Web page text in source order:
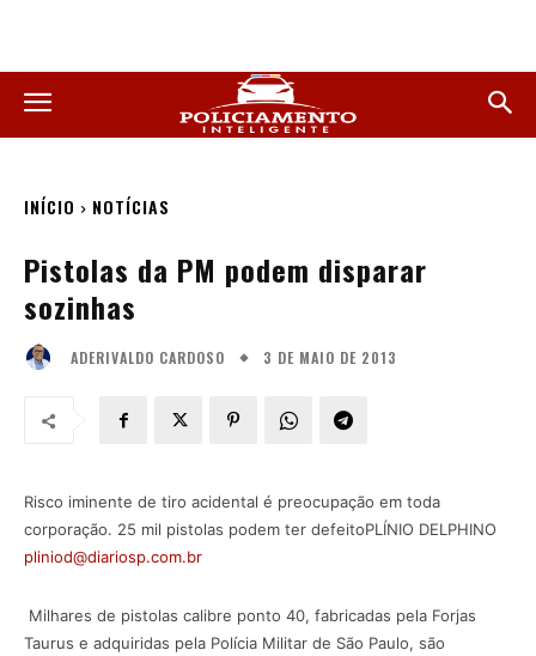
INÍCIO NOTÍCIAS
Pistolas da PM podem disparar
sozinhas
ADERIVALDO CARDOSO 3 DE MAIO DE 2013
Risco iminente de tiro acidental é preocupação em toda
corporação. 25 mil pistolas podem ter defeitoPLÍNIO DELPHINO
pliniod@diariosp.com.br
Milhares de pistolas calibre ponto 40, fabricadas pela Forjas
Taurus e adquiridas pela Polícia Militar de São Paulo, são